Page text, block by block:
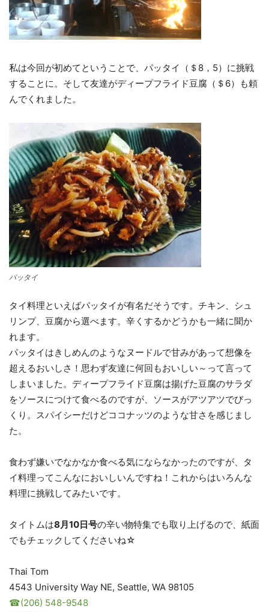
私は今回が初めてということで、パッタイ（＄8，5）に挑戦
することに。そして友達がディープフライド豆腐（＄6）も頼
んでくれました。
パッタイ
タイ料理といえばパッタイが有名だそうです。チキン、シュ
リンプ、豆腐から選べます。辛くするかどうかも一緒に聞か
れます。
パッタイはきしめんのようなヌードルで甘みがあって想像を
超えるおいしさ！思わず友達に何回もおいしい～って言って
しまいました。ディープフライド豆腐は揚げた豆腐のサラダ
をソースにつけて食べるのですが、ソースがアツアツでびっ
くり。スパイシーだけどココナッツのような甘さを感じまし
た。
食わず嫌いでなかなか食べる気にならなかったのですが、タ
イ料理ってこんなにおいしいんですね！これからはいろんな
料理に挑戦してみたいです。
タイトムは8月10日号の辛い物特集でも取り上げるので、紙面
でもチェックしてくださいね☆
Thai Tom
4543 University Way NE, Seattle, WA 98105
☎(206) 548-9548